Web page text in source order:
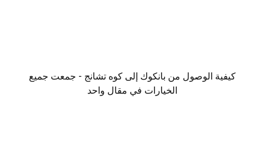
كيفية الوصول من بانكوك إلى كوه تشانج - جمعت جميع
الخيارات في مقال واحد